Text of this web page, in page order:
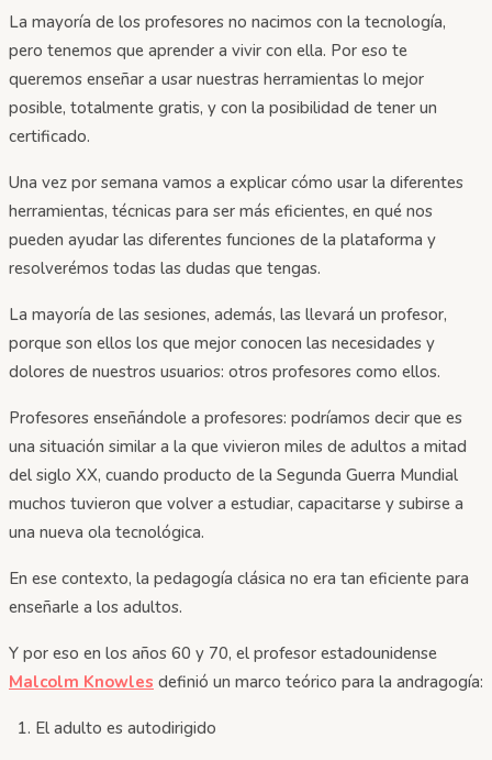
La mayoría de los profesores no nacimos con la tecnología,
pero tenemos que aprender a vivir con ella. Por eso te
queremos enseñar a usar nuestras herramientas lo mejor
posible, totalmente gratis, y con la posibilidad de tener un
certificado.
Una vez por semana vamos a explicar cómo usar la diferentes
herramientas, técnicas para ser más eficientes, en qué nos
pueden ayudar las diferentes funciones de la plataforma y
resolverémos todas las dudas que tengas.
La mayoría de las sesiones, además, las llevará un profesor,
porque son ellos los que mejor conocen las necesidades y
dolores de nuestros usuarios: otros profesores como ellos.
Profesores enseñándole a profesores: podríamos decir que es
una situación similar a la que vivieron miles de adultos a mitad
del siglo XX, cuando producto de la Segunda Guerra Mundial
muchos tuvieron que volver a estudiar, capacitarse y subirse a
una nueva ola tecnológica.
En ese contexto, la pedagogía clásica no era tan eficiente para
enseñarle a los adultos.
Y por eso en los años 60 y 70, el profesor estadounidense
Malcolm Knowles definió un marco teórico para la andragogía:
El adulto es autodirigido